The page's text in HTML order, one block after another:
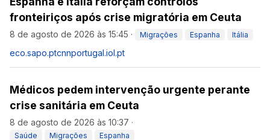
fronteiriços após crise migratória em Ceuta
8 de agosto de 2026 às 15:45 · Migrações Espanha Itália
eco.sapo.ptcnnportugal.iol.pt
Médicos pedem intervenção urgente perante
crise sanitária em Ceuta
8 de agosto de 2026 às 10:37 ·
Saúde Migrações Espanha